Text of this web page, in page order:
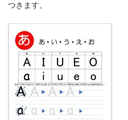
つきます。